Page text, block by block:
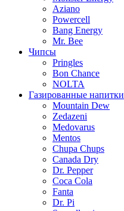
Aziano
Powercell
Bang Energy
Mr. Bee
Чипсы
Pringles
Bon Chance
NOLTA
Газированные напитки
Mountain Dew
Zedazeni
Medovarus
Mentos
Chupa Chups
Canada Dry
Dr. Pepper
Coca Cola
Fanta
Dr. Pi